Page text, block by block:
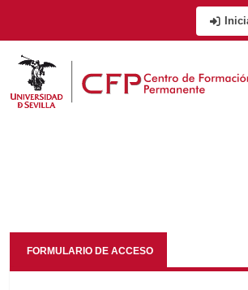
FORMULARIO DE ACCESO